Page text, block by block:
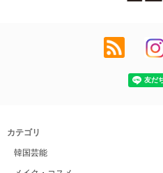
カテゴリ
韓国芸能